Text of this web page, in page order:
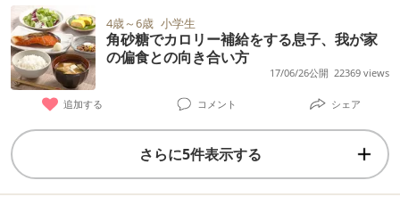
4歳～6歳 小学生
角砂糖でカロリー補給をする息子、我が家
の偏食との向き合い方
17/06/26公開 22369 views
追加する コメント シェア
さらに5件表示する